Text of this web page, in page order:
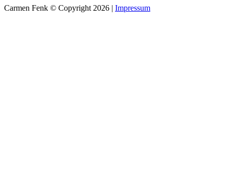
Carmen Fenk © Copyright 2026 | Impressum